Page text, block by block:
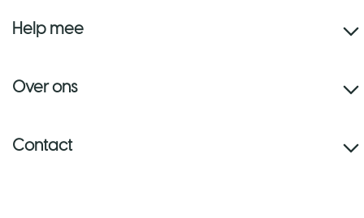
Help mee
Over ons
Contact